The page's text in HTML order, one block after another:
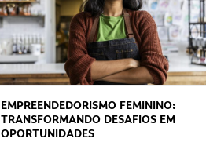
EMPREENDEDORISMO FEMININO:
TRANSFORMANDO DESAFIOS EM
OPORTUNIDADES